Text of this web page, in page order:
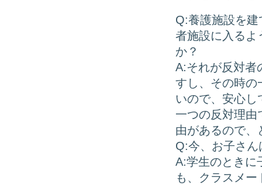
Q:養護施設を
者施設に入るよ
か？
A:それが反対者
すし、その時の
いので、安心し
一つの反対理由
由があるので、
Q:今、お子さ
A:学生のときに
も、クラスメ